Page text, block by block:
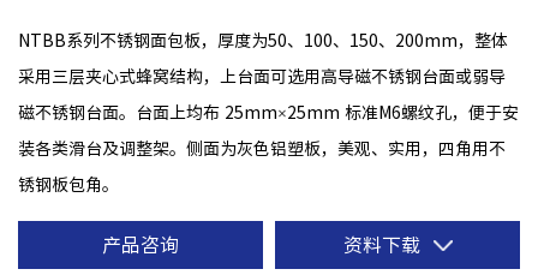
NTBB系列不锈钢面包板，厚度为50、100、150、200mm，整体
采用三层夹心式蜂窝结构，上台面可选用高导磁不锈钢台面或弱导
磁不锈钢台面。台面上均布 25mm×25mm 标准M6螺纹孔，便于安
装各类滑台及调整架。侧面为灰色铝塑板，美观、实用，四角用不
锈钢板包角。
产品咨询 资料下载